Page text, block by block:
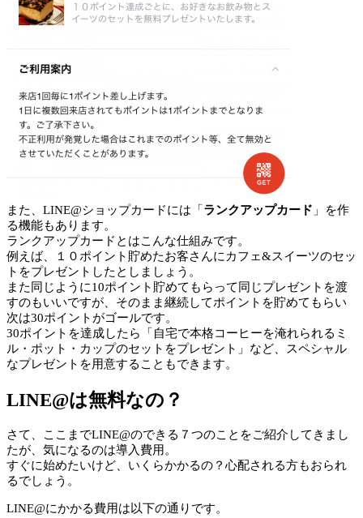
また、LINE@ショップカードには「 ランクアップカード 」を作
る機能もあります。
ランクアップカードとはこんな仕組みです。
例えば、１０ポイント貯めたお客さんにカフェ&スイーツのセッ
トをプレゼントしたとしましょう。
また同じように10ポイント貯めてもらって同じプレゼントを渡
すのもいいですが、そのまま継続してポイントを貯めてもらい
次は30ポイントがゴールです。
30ポイントを達成したら「自宅で本格コーヒーを淹れられるミ
ル・ポット・カップのセットをプレゼント」など、スペシャル
なプレゼントを用意することもできます。
LINE@は無料なの？
さて、ここまでLINE@のできる７つのことをご紹介してきまし
たが、気になるのは導入費用。
すぐに始めたいけど、いくらかかるの？心配される方もおられ
るでしょう。
LINE@にかかる費用は以下の通りです。